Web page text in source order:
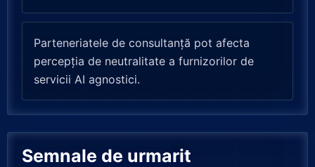
Parteneriatele de consultanță pot afecta
percepția de neutralitate a furnizorilor de
servicii AI agnostici.
Semnale de urmarit